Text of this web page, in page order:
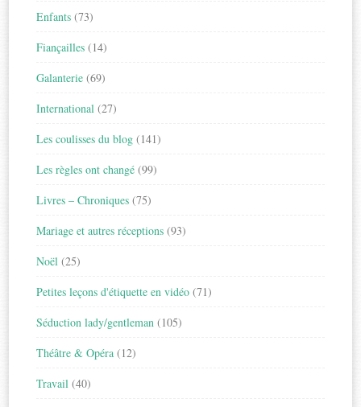
Enfants (73)
Fiançailles (14)
Galanterie (69)
International (27)
Les coulisses du blog (141)
Les règles ont changé (99)
Livres – Chroniques (75)
Mariage et autres réceptions (93)
Noël (25)
Petites leçons d'étiquette en vidéo (71)
Séduction lady/gentleman (105)
Théâtre & Opéra (12)
Travail (40)